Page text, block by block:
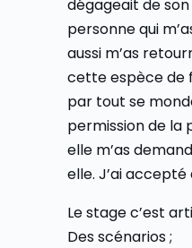
dégageait de
personne qui
aussi m’as
cette espèce de
par tout se
permission de la
elle m’as
elle. J’ai accepté
Le stage c’est
Des scénarios ;